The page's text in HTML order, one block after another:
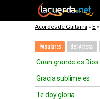
Acordes de Guitarra » E »
Populares del Artista
Cuan grande es Dios
Gracia sublime es
Te doy gloria